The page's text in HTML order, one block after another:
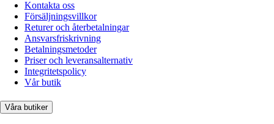
Kontakta oss
Försäljningsvillkor
Returer och återbetalningar
Ansvarsfriskrivning
Betalningsmetoder
Priser och leveransalternativ
Integritetspolicy
Vår butik
Våra butiker